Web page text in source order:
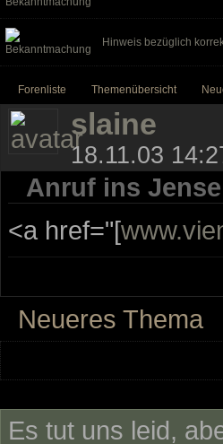
Hinweis bezüglich
Forenliste Themenübersicht
slaine
18.11.03
Anruf ins
<a href="[
Neueres Thema
Es tut uns leid,